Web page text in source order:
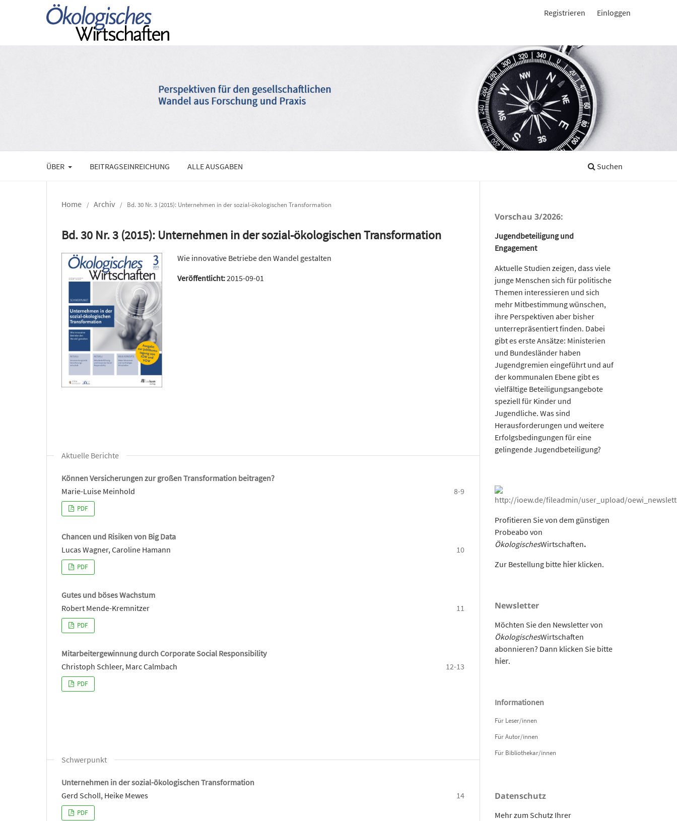
ÜBER BEITRAGSEINREICHUNG ALLE AUSGABEN Suchen
Registrieren Einloggen
Home / Archiv / Bd. 30 Nr. 3 (2015): Unternehmen in der sozial-ökologischen Transformation
Bd. 30 Nr. 3 (2015): Unternehmen in der sozial-ökologischen Transformation
Wie innovative Betriebe den Wandel gestalten
Veröffentlicht:2015-09-01
Aktuelle Berichte
Können Versicherungen zur großen Transformation beitragen?
Marie-Luise Meinhold
8-9
PDF
Chancen und Risiken von Big Data
Lucas Wagner, Caroline Hamann
10
PDF
Gutes und böses Wachstum
Robert Mende-Kremnitzer
11
PDF
Mitarbeitergewinnung durch Corporate Social Responsibility
Christoph Schleer, Marc Calmbach
12-13
PDF
Schwerpunkt
Unternehmen in der sozial-ökologischen Transformation
Gerd Scholl, Heike Mewes
14
PDF
Vorschau 3/2026:
Jugendbeteiligung und
Engagement
Aktuelle Studien zeigen, dass viele
junge Menschen sich für politische
Themen interessieren und sich
mehr Mitbestimmung wünschen,
ihre Perspektiven aber bisher
unterrepräsentiert finden. Dabei
gibt es erste Ansätze: Ministerien
und Bundesländer haben
Jugendgremien eingeführt und auf
der kommunalen Ebene gibt es
vielfältige Beteiligungsangebote
speziell für Kinder und
Jugendliche. Was sind
Herausforderungen und weitere
Erfolgsbedingungen für eine
gelingende Jugendbeteiligung?
Profitieren Sie von dem günstigen
Probeabo von
ÖkologischesWirtschaften.
Zur Bestellung bitte hier klicken.
Newsletter
Möchten Sie den Newsletter von
ÖkologischesWirtschaften
abonnieren? Dann klicken Sie bitte
hier.
Informationen
Für Leser/innen
Für Autor/innen
Für Bibliothekar/innen
Datenschutz
Mehr zum Schutz Ihrer